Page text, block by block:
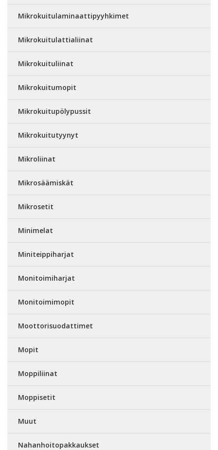
Mikrokuitulaminaattipyyhkimet
Mikrokuitulattialiinat
Mikrokuituliinat
Mikrokuitumopit
Mikrokuitupölypussit
Mikrokuitutyynyt
Mikroliinat
Mikrosäämiskät
Mikrosetit
Minimelat
Miniteippiharjat
Monitoimiharjat
Monitoimimopit
Moottorisuodattimet
Mopit
Moppiliinat
Moppisetit
Muut
Nahanhoitopakkaukset